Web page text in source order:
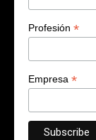
Profesión *
Empresa *